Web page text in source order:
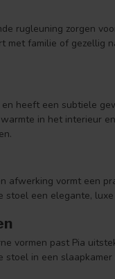
rugleuning zorgen
met familie of gezellig
heeft een subtiele
in het interieur
afwerking vormt een
stoel een elegante,
vormen past Pia
stoel in een